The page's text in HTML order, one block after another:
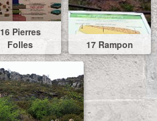
16 Pierres
Folles
17 Rampon